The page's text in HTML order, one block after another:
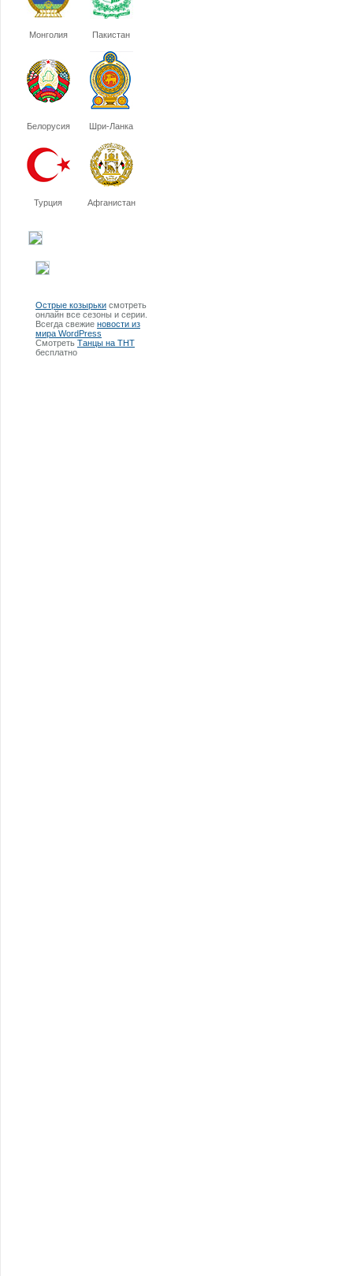
Монголия Пакистан
Белорусия Шри-Ланка
Турция Афганистан
Острые козырьки смотреть
онлайн все сезоны и серии.
Всегда свежие новости из
мира WordPress
Смотреть Танцы на ТНТ
бесплатно